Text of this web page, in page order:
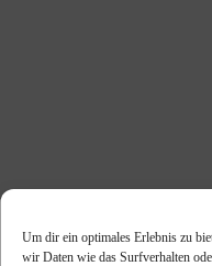
Um dir ein optimales Erlebnis zu
wir Daten wie das Surfverhalten